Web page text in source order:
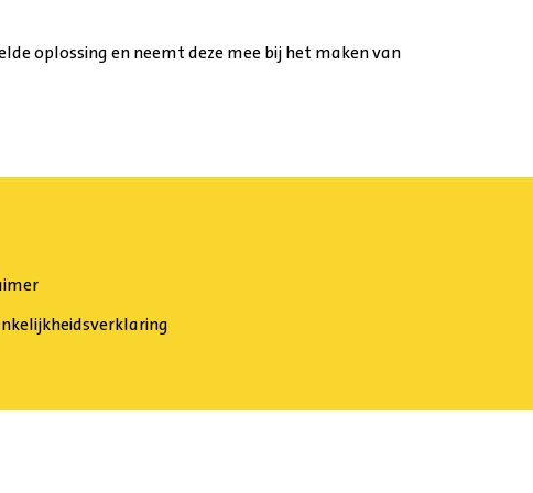
oplossing en neemt deze mee bij het maken van